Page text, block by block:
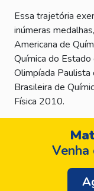
Essa trajetória
inúmeras
Americana de
Química do
Olimpíada
Brasileira de
Física 2010.
Venha